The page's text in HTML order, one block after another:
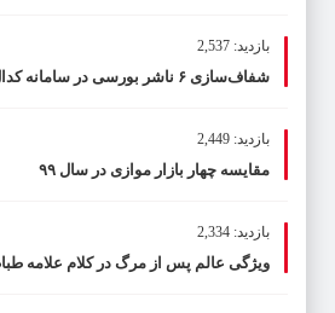
بازدید: 2,537
شفاف‌سازی ۶ ناشر بورسی در سامانه کدال
بازدید: 2,449
مقایسه چهار بازار موازی در سال ۹۹
بازدید: 2,334
ویژگی عالم پس از مرگ در کلام علامه